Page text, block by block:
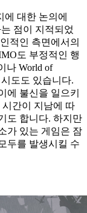
대한 논의에
점이 지적되었
적인 측면에서의
도 부정적인 행
나 World of
도도 있습니다.
에 불신을 일으키
간이 지남에 따
도 합니다. 하지만
가 있는 게임은 잠
두를 발생시킬 수